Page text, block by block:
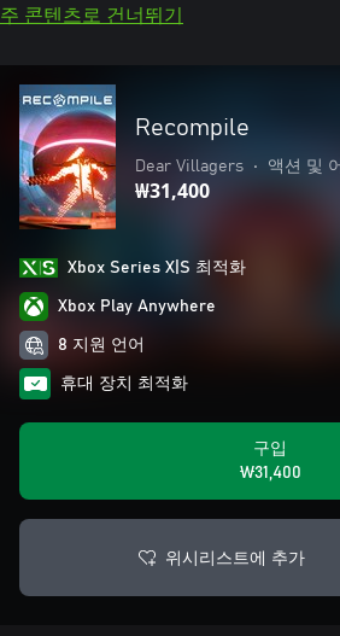
주 콘텐츠로 건너뛰기
Recompile
Dear Villagers • 액션 및
₩31,400
Xbox Series X|S 최적화
Xbox Play Anywhere
8 지원 언어
휴대 장치 최적화
구입
₩31,400
위시리스트에 추가